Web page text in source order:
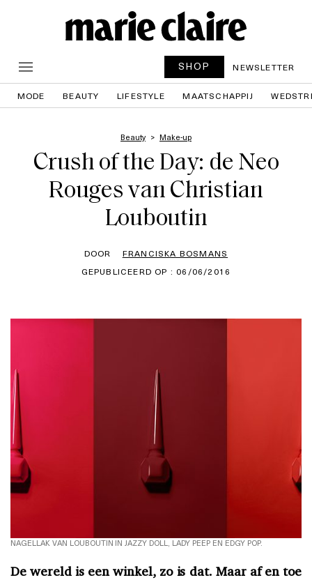
SHOP NEWSLETTER
MODE BEAUTY LIFESTYLE MAATSCHAPPIJ
Beauty Make-up
Crush of the Day: de Neo
Rouges van Christian
Louboutin
DOOR
FRANCISKA BOSMANS
GEPUBLICEERD OP : 06/06/2016
NAGELLAK VAN LOUBOUTIN IN JAZZY DOLL, LADY PEEP EN EDGY POP.
De wereld is een winkel, zo is dat. Maar af en toe